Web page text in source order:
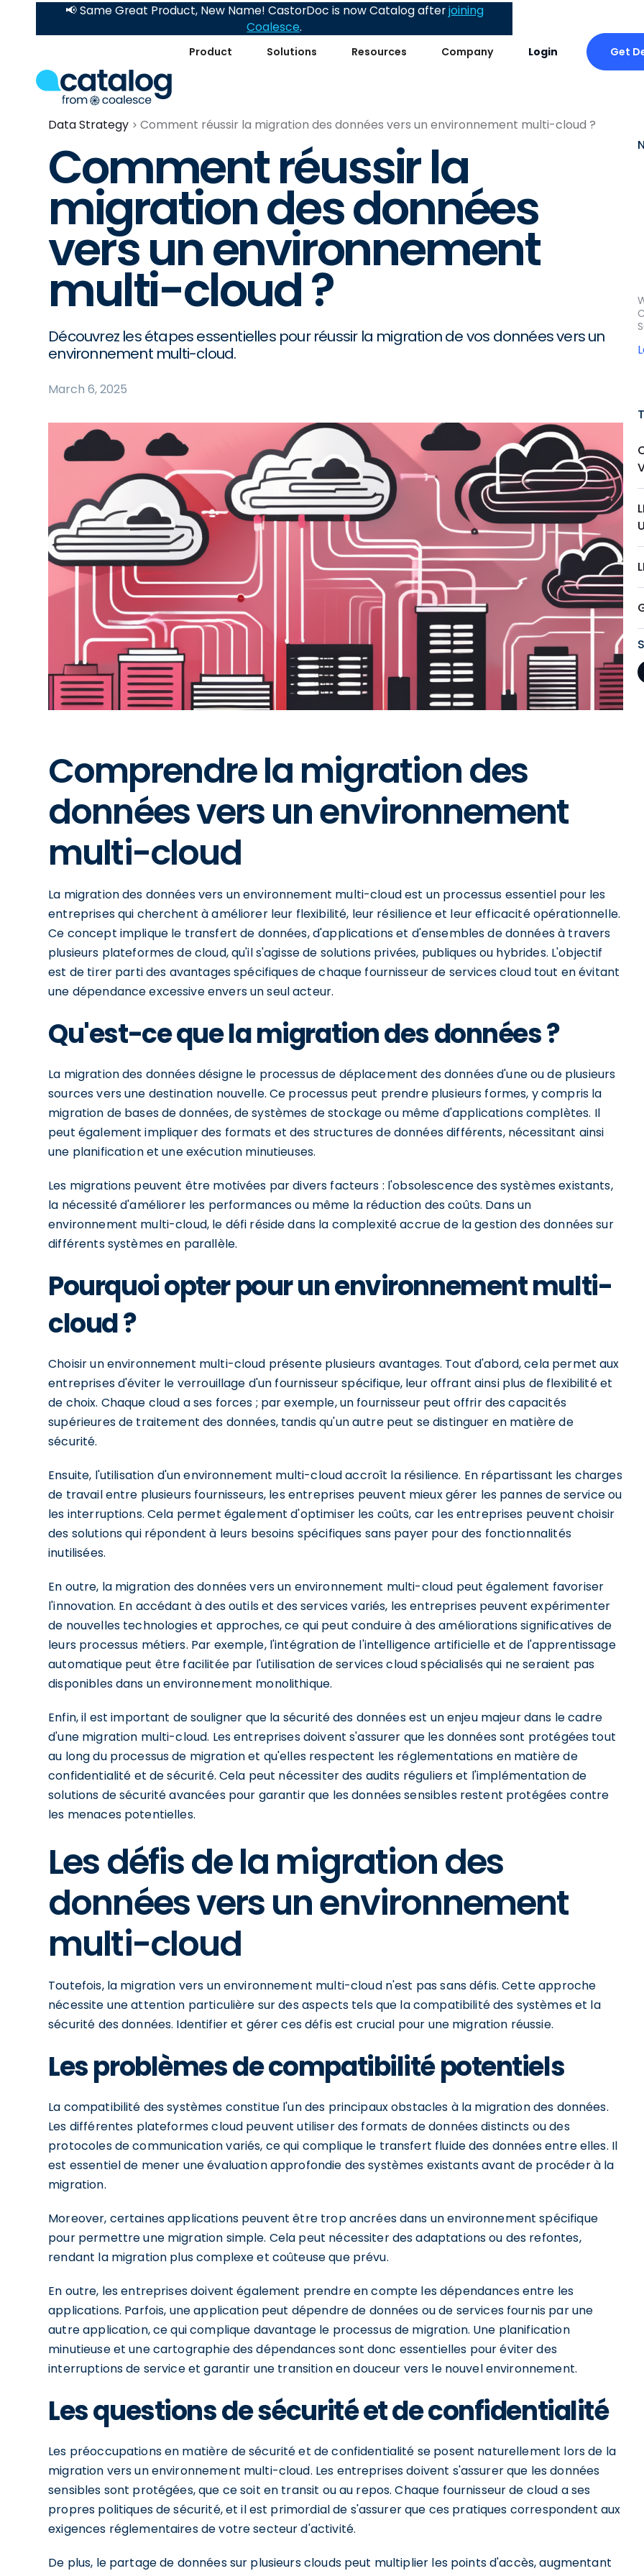
Product Solutions Resources Company Login Get
📢 Same Great Product, New Name! CastorDoc is now Catalog afterjoining
Coalesce.
Data Strategy Comment réussir la migration des données vers un environnement multi-cloud ?
Comment réussir la
migration des données
vers un environnement
multi-cloud ?
Découvrez les étapes essentielles pour réussir la migration de vos données vers un
environnement multi-cloud.
March 6, 2025
Comprendre la migration des
données vers un environnement
multi-cloud
La migration des données vers un environnement multi-cloud est un processus essentiel pour les
entreprises qui cherchent à améliorer leur flexibilité, leur résilience et leur efficacité opérationnelle.
Ce concept implique le transfert de données, d'applications et d'ensembles de données à travers
plusieurs plateformes de cloud, qu'il s'agisse de solutions privées, publiques ou hybrides. L'objectif
est de tirer parti des avantages spécifiques de chaque fournisseur de services cloud tout en évitant
une dépendance excessive envers un seul acteur.
Qu'est-ce que la migration des données ?
La migration des données désigne le processus de déplacement des données d'une ou de plusieurs
sources vers une destination nouvelle. Ce processus peut prendre plusieurs formes, y compris la
migration de bases de données, de systèmes de stockage ou même d'applications complètes. Il
peut également impliquer des formats et des structures de données différents, nécessitant ainsi
une planification et une exécution minutieuses.
Les migrations peuvent être motivées par divers facteurs : l'obsolescence des systèmes existants,
la nécessité d'améliorer les performances ou même la réduction des coûts. Dans un
environnement multi-cloud, le défi réside dans la complexité accrue de la gestion des données sur
différents systèmes en parallèle.
Pourquoi opter pour un environnement multi-
cloud ?
Choisir un environnement multi-cloud présente plusieurs avantages. Tout d'abord, cela permet aux
entreprises d'éviter le verrouillage d'un fournisseur spécifique, leur offrant ainsi plus de flexibilité et
de choix. Chaque cloud a ses forces ; par exemple, un fournisseur peut offrir des capacités
supérieures de traitement des données, tandis qu'un autre peut se distinguer en matière de
sécurité.
Ensuite, l'utilisation d'un environnement multi-cloud accroît la résilience. En répartissant les charges
de travail entre plusieurs fournisseurs, les entreprises peuvent mieux gérer les pannes de service ou
les interruptions. Cela permet également d'optimiser les coûts, car les entreprises peuvent choisir
des solutions qui répondent à leurs besoins spécifiques sans payer pour des fonctionnalités
inutilisées.
En outre, la migration des données vers un environnement multi-cloud peut également favoriser
l'innovation. En accédant à des outils et des services variés, les entreprises peuvent expérimenter
de nouvelles technologies et approches, ce qui peut conduire à des améliorations significatives de
leurs processus métiers. Par exemple, l'intégration de l'intelligence artificielle et de l'apprentissage
automatique peut être facilitée par l'utilisation de services cloud spécialisés qui ne seraient pas
disponibles dans un environnement monolithique.
Enfin, il est important de souligner que la sécurité des données est un enjeu majeur dans le cadre
d'une migration multi-cloud. Les entreprises doivent s'assurer que les données sont protégées tout
au long du processus de migration et qu'elles respectent les réglementations en matière de
confidentialité et de sécurité. Cela peut nécessiter des audits réguliers et l'implémentation de
solutions de sécurité avancées pour garantir que les données sensibles restent protégées contre
les menaces potentielles.
Les défis de la migration des
données vers un environnement
multi-cloud
Toutefois, la migration vers un environnement multi-cloud n'est pas sans défis. Cette approche
nécessite une attention particulière sur des aspects tels que la compatibilité des systèmes et la
sécurité des données. Identifier et gérer ces défis est crucial pour une migration réussie.
Les problèmes de compatibilité potentiels
La compatibilité des systèmes constitue l'un des principaux obstacles à la migration des données.
Les différentes plateformes cloud peuvent utiliser des formats de données distincts ou des
protocoles de communication variés, ce qui complique le transfert fluide des données entre elles. Il
est essentiel de mener une évaluation approfondie des systèmes existants avant de procéder à la
migration.
Moreover, certaines applications peuvent être trop ancrées dans un environnement spécifique
pour permettre une migration simple. Cela peut nécessiter des adaptations ou des refontes,
rendant la migration plus complexe et coûteuse que prévu.
En outre, les entreprises doivent également prendre en compte les dépendances entre les
applications. Parfois, une application peut dépendre de données ou de services fournis par une
autre application, ce qui complique davantage le processus de migration. Une planification
minutieuse et une cartographie des dépendances sont donc essentielles pour éviter des
interruptions de service et garantir une transition en douceur vers le nouvel environnement.
Les questions de sécurité et de confidentialité
Les préoccupations en matière de sécurité et de confidentialité se posent naturellement lors de la
migration vers un environnement multi-cloud. Les entreprises doivent s'assurer que les données
sensibles sont protégées, que ce soit en transit ou au repos. Chaque fournisseur de cloud a ses
propres politiques de sécurité, et il est primordial de s'assurer que ces pratiques correspondent aux
exigences réglementaires de votre secteur d'activité.
De plus, le partage de données sur plusieurs clouds peut multiplier les points d'accès, augmentant